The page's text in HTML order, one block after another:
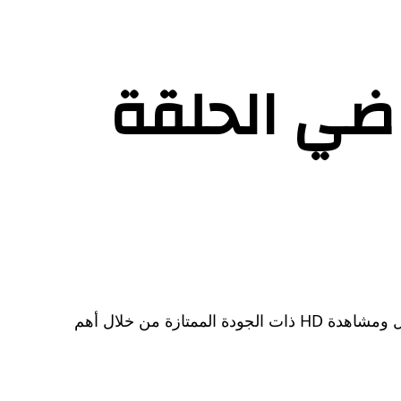
الحلقة
أصبحت سلسلة “الأسلاك السابقة” ، الفصل 52 ، التي فازت ، اسم الثانية والثانية من “The Indian” Series “متاحة لتنزيل ومشاهدة HD ذات الجودة الممتازة من خلال أهم